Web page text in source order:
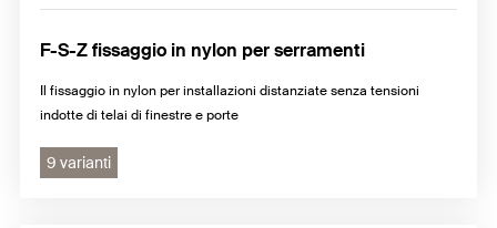
F-S-Z fissaggio in nylon per serramenti
Il fissaggio in nylon per installazioni distanziate senza tensioni
indotte di telai di finestre e porte
9 varianti